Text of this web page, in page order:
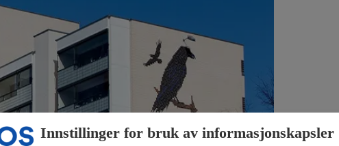
Innstillinger for bruk av informasjonskapsler